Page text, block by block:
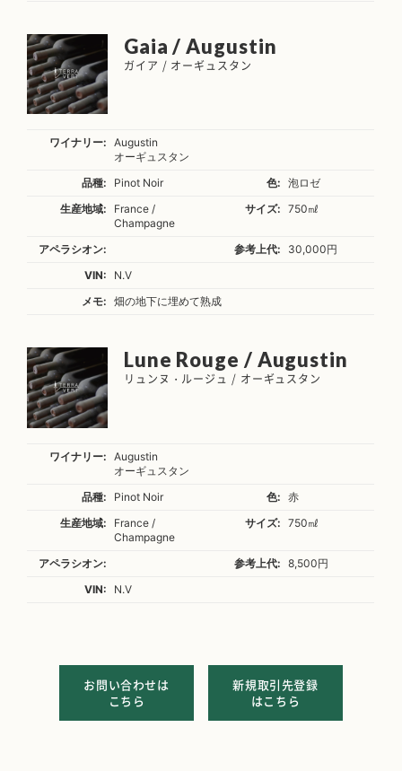
Gaia / Augustin
ガイア / オーギュスタン
ワイナリー:
Augustin
オーギュスタン
品種:
Pinot Noir 色:
泡ロゼ
生産地域:
France /
Champagne
サイズ: 750㎖
アペラシオン: 参考上代:
30,000円
VIN:
N.V
メモ:
畑の地下に埋めて熟成
Lune Rouge / Augustin
リュンヌ・ルージュ / オーギュスタン
ワイナリー:
Augustin
オーギュスタン
品種:
Pinot Noir 色:
赤
生産地域:
France /
Champagne
サイズ: 750㎖
アペラシオン: 参考上代:
8,500円
VIN:
N.V
お問い合わせは
こちら
新規取引先登録
はこちら